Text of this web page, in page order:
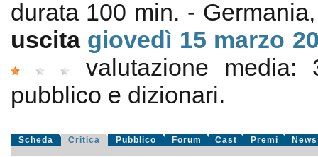
durata 100 min. -
uscita giovedì 15 marzo
valutazione media:
pubblico e dizionari.
Scheda Critica Pubblico Forum Cast Premi News